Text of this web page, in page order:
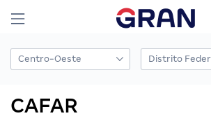
CAFAR